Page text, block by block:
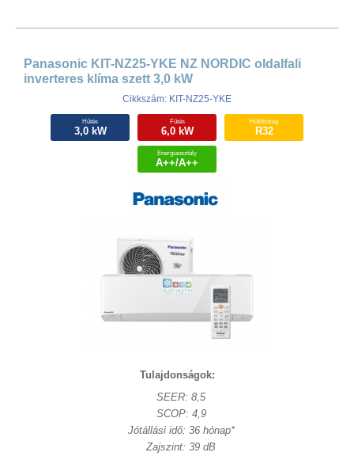
Panasonic KIT-NZ25-YKE NZ NORDIC oldalfali
inverteres klíma szett 3,0 kW
Cikkszám: KIT-NZ25-YKE
Hűtés
3,0 kW
Fűtés
6,0 kW
Hűtőközeg
R32
Energiaosztály
A++/A++
Tulajdonságok:
SEER: 8,5
SCOP: 4,9
Jótállási idő: 36 hónap*
Zajszint: 39 dB